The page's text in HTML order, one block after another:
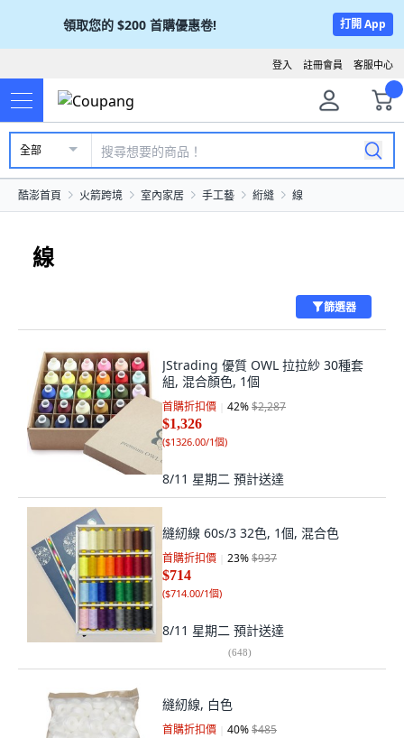
領取您的 $200 首購優惠卷! 打開 App
客服中心
註冊會員
登入
全部
酷澎首頁 火箭跨境 室內家居 手工藝 絎縫 線
線
篩選器
JStrading 優質 OWL 拉拉紗 30種套
組, 混合顏色, 1個
首購折扣價 42%$2,287
$1,326
($1326.00/1個)
8/11 星期二 預計送達
縫紉線 60s/3 32色, 1個, 混合色
首購折扣價 23%$937
$714
($714.00/1個)
8/11 星期二 預計送達
(648)
縫紉線, 白色
首購折扣價 40%$485